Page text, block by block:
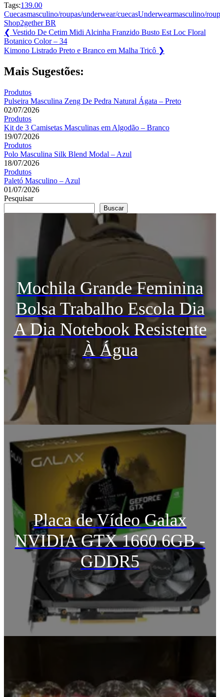
Tags:139.00
Cuecasmasculino/roupas/underwear/cuecasUnderwearmasculino/
Shop2gether BR
Navegação
de
❮ Previous
Post:
Vestido De Cetim Midi Alcinha Franzido Busto Est Loc Floral
Botanico Color – 34
Next
Kimono Listrado Preto e Branco em Malha Tricô ❯
Mais Sugestões:
Produtos
Pulseira Masculina Zeng De Pedra Natural Ágata – Preto
02/07/2026
Produtos
Kit de 3 Camisetas Masculinas em Algodão – Branco
19/07/2026
Produtos
Polo Masculina Silk Blend Modal – Azul
18/07/2026
Produtos
Paletó Masculino – Azul
01/07/2026
Pesquisar
Buscar
Mochila Grande Feminina
Bolsa Trabalho Escola Dia
A Dia Notebook Resistente
À Água
Placa de Vídeo Galax
NVIDIA GTX 1660 6GB -
GDDR5